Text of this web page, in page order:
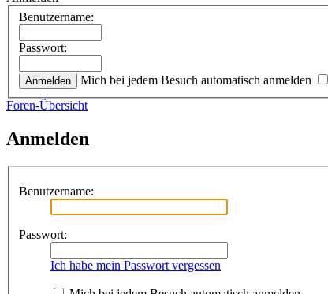
Benutzername:
Passwort:
Mich bei jedem Besuch automatisch anmelden
Foren-Übersicht
Anmelden
Benutzername:
Passwort:
Ich habe mein Passwort vergessen